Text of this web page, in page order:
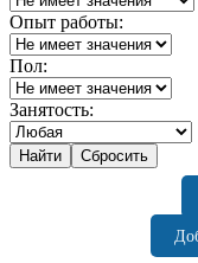
Опыт работы:
Пол:
Занятость: